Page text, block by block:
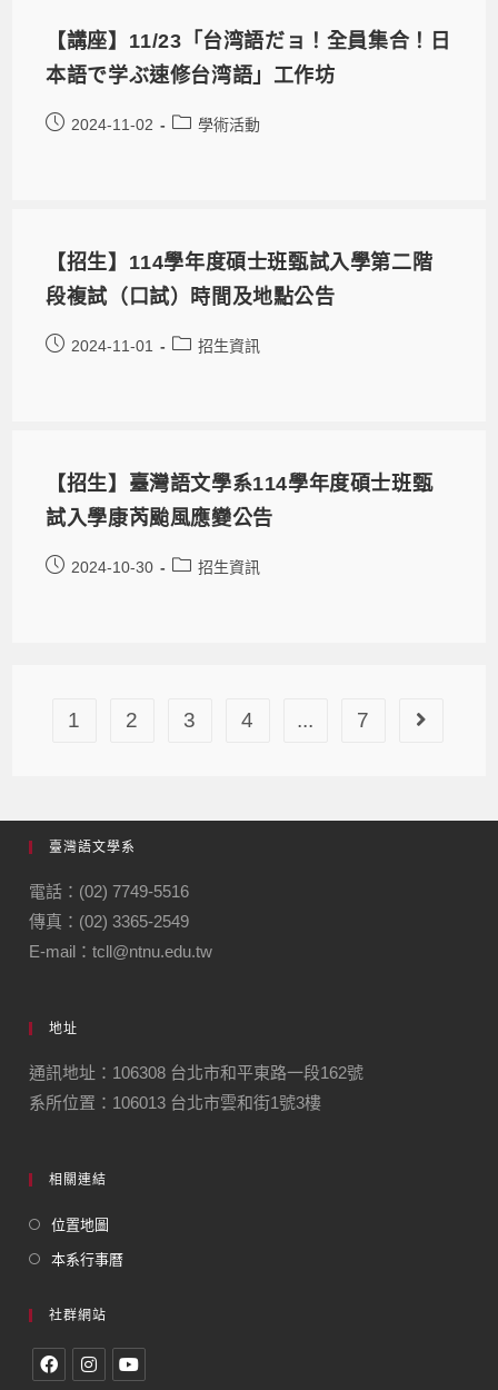
【講座】11/23「台湾語だョ！全員集合！日
本語で学ぶ速修台湾語」工作坊
2024-11-02 學術活動
【招生】114學年度碩士班甄試入學第二階
段複試（口試）時間及地點公告
2024-11-01 招生資訊
【招生】臺灣語文學系114學年度碩士班甄
試入學康芮颱風應變公告
2024-10-30 招生資訊
1 2 3 4 ... 7
臺灣語文學系
電話：(02) 7749-5516
傳真：(02) 3365-2549
E-mail：tcll@ntnu.edu.tw
地址
通訊地址：106308 台北市和平東路一段162號
系所位置：106013 台北市雲和街1號3樓
相關連結
位置地圖
本系行事曆
社群網站